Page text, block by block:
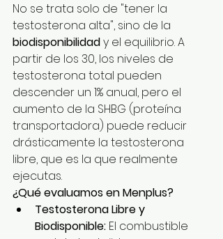
No se trata solo de "tener la
testosterona alta", sino de la
biodisponibilidad y el equilibrio. A
partir de los 30, los niveles de
testosterona total pueden
descender un 1% anual, pero el
aumento de la SHBG (proteína
transportadora) puede reducir
drásticamente la testosterona
libre, que es la que realmente
ejecutas.
¿Qué evaluamos en Menplus?
Testosterona Libre y
Biodisponible: El combustible